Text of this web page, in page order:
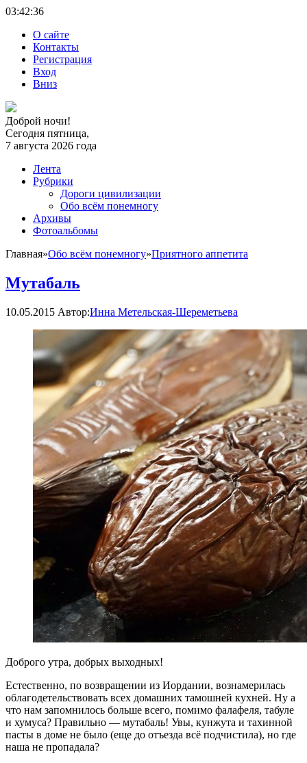
03:42:37
О сайте
Контакты
Регистрация
Вход
Вниз
Доброй ночи!
Сегодня пятница,
7 августа 2026 года
Лента
Рубрики
Дороги цивилизации
Обо всём понемногу
Архивы
Фотоальбомы
Главная»Обо всём понемногу»Приятного аппетита
Мутабаль
10.05.2015 Автор:Инна Метельская-Шереметьева
Доброго утра, добрых выходных!
Естественно, по возвращении из Иордании, вознамерилась
облагодетельствовать всех домашних тамошней кухней. Ну а
что нам запомнилось больше всего, помимо фалафеля, табуле
и хумуса? Правильно — мутабаль! Увы, кунжута и тахинной
пасты в доме не было (еще до отъезда всё подчистила), но где
наша не пропадала?